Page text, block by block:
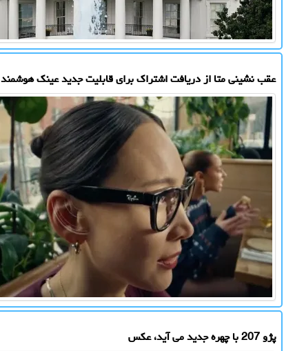
عقب نشینی متا از دریافت اشتراک برای قابلیت جدید عینک هوشمند
پژو 207 با چهره جدید می آید، عکس